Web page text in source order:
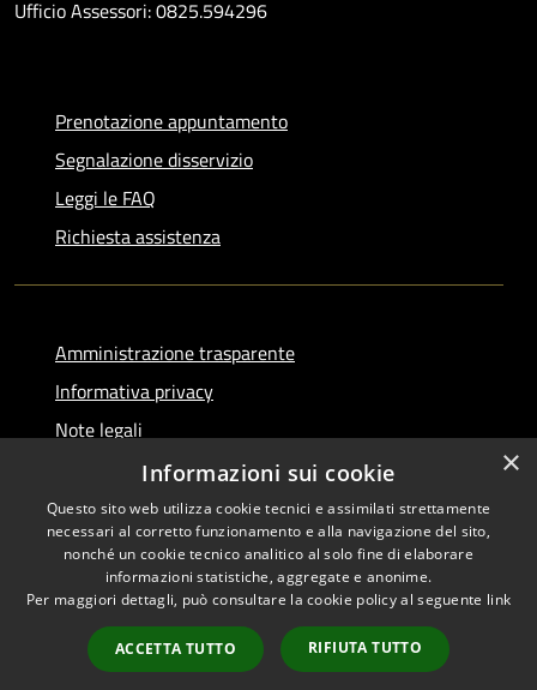
Ufficio Assessori: 0825.594296
Prenotazione appuntamento
Segnalazione disservizio
Leggi le FAQ
Richiesta assistenza
Amministrazione trasparente
Informativa privacy
Note legali
Dichiarazione di accessibilità
RSS
Accessibilità
Copyright © 2026 • Comune di
Municipium•
Accesso
redazione
×
Informazioni sui cookie
Questo sito web utilizza cookie tecnici e assimilati strettamente
necessari al corretto funzionamento e alla navigazione del sito,
nonché un cookie tecnico analitico al solo fine di elaborare
informazioni statistiche, aggregate e anonime.
Per maggiori dettagli, può consultare la cookie policy al seguente link
ACCETTA TUTTO RIFIUTA TUTTO